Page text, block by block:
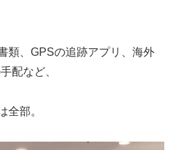
類、GPSの追跡アプリ、海外
配など、
全部。